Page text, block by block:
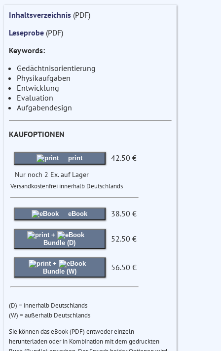
Inhaltsverzeichnis (PDF)
Leseprobe (PDF)
Keywords:
Gedächtnisorientierung
Physikaufgaben
Entwicklung
Evaluation
Aufgabendesign
KAUFOPTIONEN
print 42.50 €
Nur noch 2 Ex. auf Lager
Versandkostenfrei innerhalb Deutschlands
eBook 38.50 €
+
Bundle (D)
52.50 €
+
Bundle (W)
56.50 €
(D) = innerhalb Deutschlands
(W) = außerhalb Deutschlands
Sie können das eBook (PDF) entweder einzeln
herunterladen oder in Kombination mit dem gedruckten